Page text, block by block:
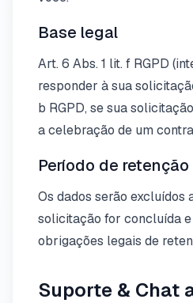
Base legal
Art. 6 Abs. 1 lit. f RGPD
responder à sua
b RGPD, se sua
a celebração de um
Período de retenção
Os dados serão excluídos
solicitação for concluída
obrigações legais de
Suporte & Chat